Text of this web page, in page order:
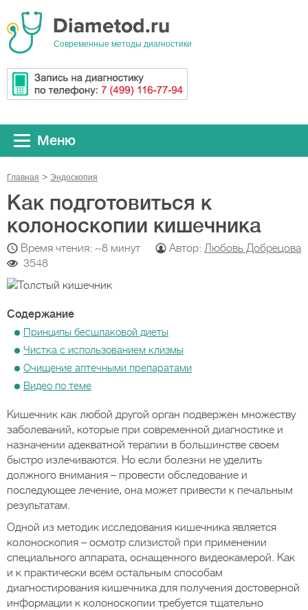
Cовременные методы диагностики
Меню
Главная Эндоскопия
Как подготовиться к
колоноскопии кишечника
Время чтения: ~8 минут Автор: Любовь Добрецова
3548
Содержание
Принципы бесшлаковой диеты
Чистка с использованием клизмы
Очищение аптечными препаратами
Видео по теме
Кишечник как любой другой орган подвержен множеству
заболеваний, которые при современной диагностике и
назначении адекватной терапии в большинстве своем
быстро излечиваются. Но если болезни не уделить
должного внимания – провести обследование и
последующее лечение, она может привести к печальным
результатам.
Одной из методик исследования кишечника является
колоноскопия – осмотр слизистой при применении
специального аппарата, оснащенного видеокамерой. Как
и к практически всем остальным способам
диагностирования кишечника для получения достоверной
информации к колоноскопии требуется тщательно